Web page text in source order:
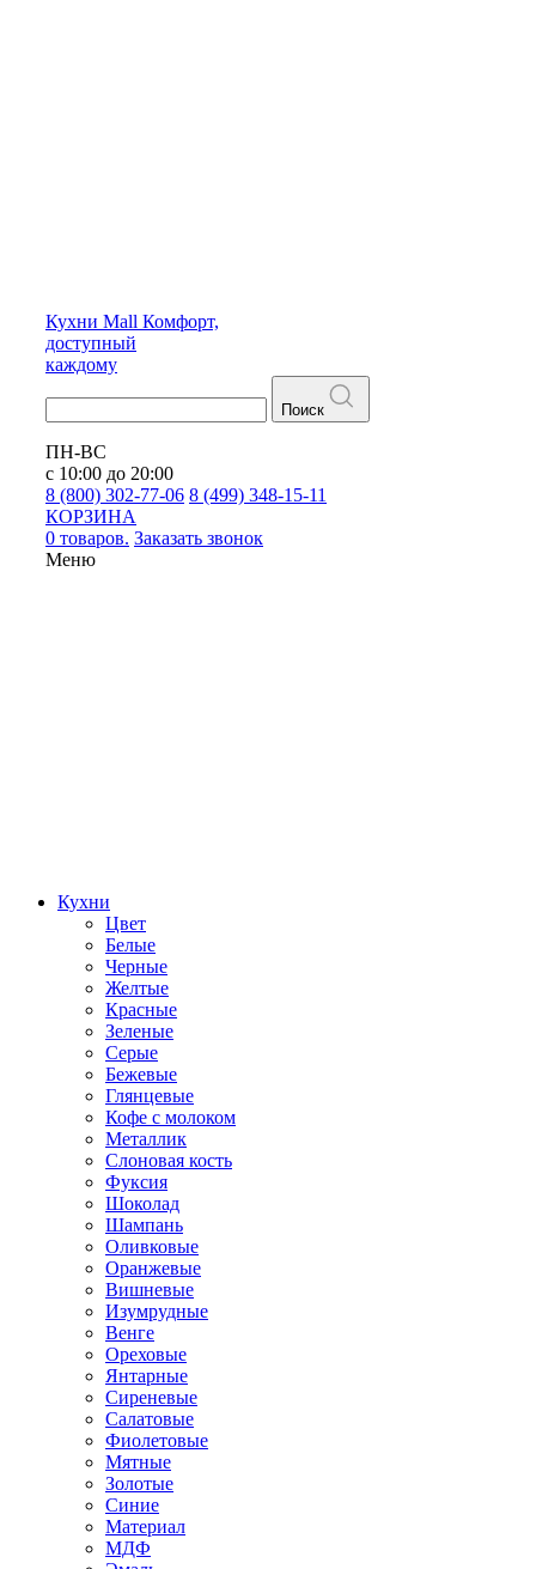
Кухни Mall Комфорт,
доступный
каждому
Поиск
ПН-ВС
с 10:00 до 20:00
8 (800) 302-77-06 8 (499) 348-15-11
КОРЗИНА
0 товаров. Заказать звонок
Меню
Кухни
Цвет
Белые
Черные
Желтые
Красные
Зеленые
Серые
Бежевые
Глянцевые
Кофе с молоком
Металлик
Слоновая кость
Фуксия
Шоколад
Шампань
Оливковые
Оранжевые
Вишневые
Изумрудные
Венге
Ореховые
Янтарные
Сиреневые
Салатовые
Фиолетовые
Мятные
Золотые
Синие
Материал
МДФ